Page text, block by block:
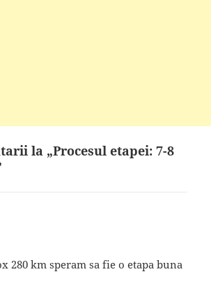
la „Procesul etapei: 7-8
280 km speram sa fie o etapa buna